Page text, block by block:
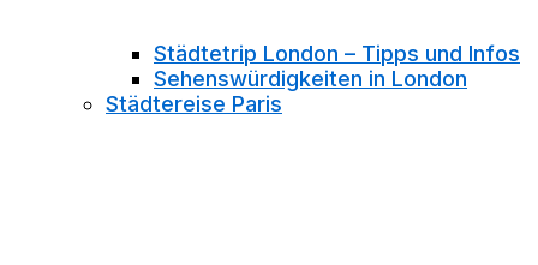
Städtetrip London – Tipps und Infos
Sehenswürdigkeiten in London
Städtereise Paris